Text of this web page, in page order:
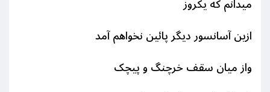
ازین آسانسور دیگر پائین نخواهم آمد
واز میان سقف خرچنگ و پیچک